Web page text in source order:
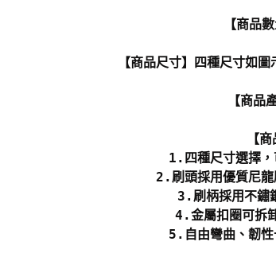
【商品
【商品尺寸】四種尺寸如
【商品
【
1.四種尺寸選擇，
2.刷頭採用優質尼
3.刷柄採用不鏽
4.金屬扣圈可拆
5.自由彎曲、韌性